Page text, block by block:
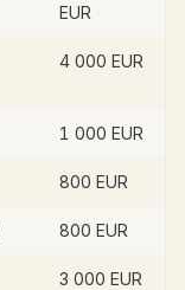
EUR
4 000 EUR
1 000 EUR
800 EUR
800 EUR
3 000 EUR